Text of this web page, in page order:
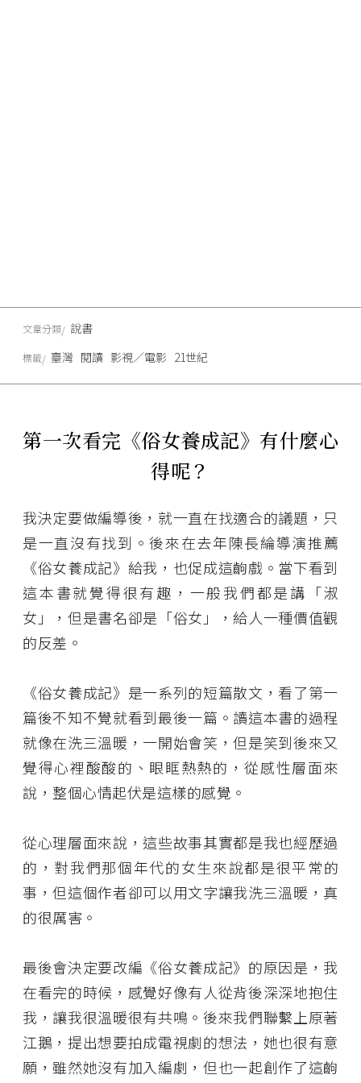
第一次看完《俗女養成記》有什麼心
得呢？
我決定要做編導後，就一直在找適合的議題，只
是一直沒有找到。後來在去年陳長綸導演推薦
《俗女養成記》給我，也促成這齣戲。當下看到
這本書就覺得很有趣，一般我們都是講「淑
女」，但是書名卻是「俗女」，給人一種價值觀
的反差。
《俗女養成記》是一系列的短篇散文，看了第一
篇後不知不覺就看到最後一篇。讀這本書的過程
就像在洗三溫暖，一開始會笑，但是笑到後來又
覺得心裡酸酸的、眼眶熱熱的，從感性層面來
說，整個心情起伏是這樣的感覺。
從心理層面來說，這些故事其實都是我也經歷過
的，對我們那個年代的女生來說都是很平常的
事，但這個作者卻可以用文字讓我洗三溫暖，真
的很厲害。
最後會決定要改編《俗女養成記》的原因是，我
在看完的時候，感覺好像有人從背後深深地抱住
我，讓我很溫暖很有共鳴。後來我們聯繫上原著
江鵝，提出想要拍成電視劇的想法，她也很有意
願，雖然她沒有加入編劇，但也一起創作了這齣
文章分類 說書
標籤 臺灣 閱讀 影視／電影 21世紀